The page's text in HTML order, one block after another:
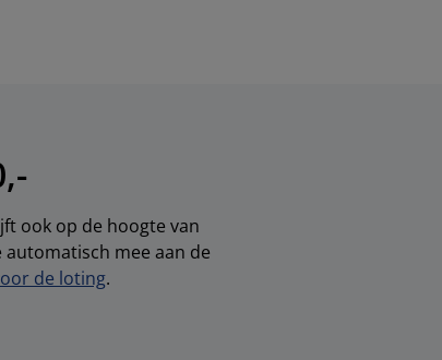
ook op de hoogte van
mee aan de
de loting.